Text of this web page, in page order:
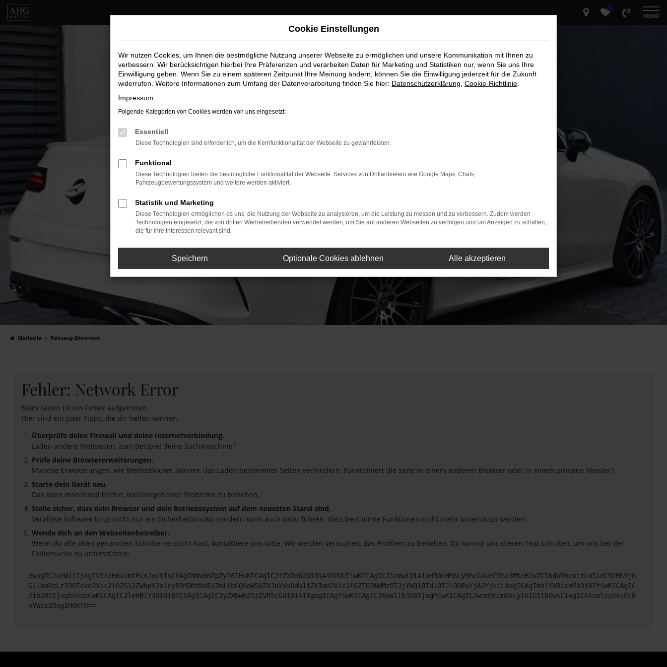
Zum
Hauptinhalt
0
MENÜ
Startseite Fahrzeug-Showroom
Fehler: Network Error
Beim Laden ist ein Fehler aufgetreten.
Hier sind ein paar Tipps, die dir helfen können:
Überprüfe deine Firewall und deine Internetverbindung.
Laden andere Webseiten, zum Beispiel deine Suchmaschine?
Prüfe deine Browsererweiterungen.
Manche Erweiterungen, wie Werbeblocker, können das Laden bestimmter Seiten verhindern. Funktioniert die Seite in einem anderen Browser oder in einem privaten Fenster?
Starte dein Gerät neu.
Das kann manchmal helfen, vorübergehende Probleme zu beheben.
Stelle sicher, dass dein Browser und dein Betriebssystem auf dem neuesten Stand sind.
Veraltete Software birgt nicht nur ein Sicherheitsrisiko, sondern kann auch dazu führen, dass bestimmte Funktionen nicht mehr unterstützt werden.
Wende dich an den Webseitenbetreiber.
Wenn du alle oben genannten Schritte versucht hast, kontaktiere uns bitte. Wir werden versuchen, das Problem zu beheben. Du kannst uns diesen Text schicken, um uns bei der
Fehlersuche zu unterstützen:
ewogICJuYW1lIjogIk5ldHdvcmtFcnJvciIsCiAgImNvbmZpZyI6IHsKICAgICJtZXRob2QiOiAiR0VUIiwKICAgICJ1cmwiOiAiaHR0cHM6Ly9hcGkueC5ha3MtcHJvZC5hdWRhcmlzLm5ldC92MS9jb
GllbnRzLzI0OTcvd2Vic2l0ZS12ZWhpY2xlcy83MDMzNzE/ZmllbGQ9aW50ZXJuYWxOdW1iZXImd2Vic2l0ZT02NWMzOTJjYWQ1OTdlOTJlODEwYjA3YjkiLAogICAgImhlYWRlcnMiOiB7fSwKICAgIC
Jib2R5IjogbnVsbCwKICAgICJleHBlY3QiOiB7CiAgICAgICJyZXNwb25zZVR5cGUiOiAiIgogICAgfSwKICAgICJ0aW1lb3V0IjogMCwKICAgICJwcm9ncmVzcyI6IG51bGwsCiAgICAicmlza3kiOiB
mYWxzZQogIH0KfQ==
Cookie Einstellungen
Wir nutzen Cookies, um Ihnen die bestmögliche Nutzung unserer Webseite zu ermöglichen und unsere Kommunikation mit Ihnen zu
verbessern. Wir berücksichtigen hierbei Ihre Präferenzen und verarbeiten Daten für Marketing und Statistiken nur, wenn Sie uns Ihre
Einwilligung geben. Wenn Sie zu einem späteren Zeitpunkt Ihre Meinung ändern, können Sie die Einwilligung jederzeit für die Zukunft
widerrufen. Weitere Informationen zum Umfang der Datenverarbeitung finden Sie hier: Datenschutzerklärung Cookie-Richtlinie
Impressum
Folgende Kategorien von Cookies werden von uns eingesetzt:
Essentiell
Diese Technologien sind erforderlich, um die Kernfunktionalität der Webseite zu gewährleisten.
Funktional
Diese Technologien bieten die bestmögliche Funktionalität der Webseite. Services von Drittanbietern wie Google Maps, Chats,
Fahrzeugbewertungssystem und weitere werden aktiviert.
Statistik und Marketing
Diese Technologien ermöglichen es uns, die Nutzung der Webseite zu analysieren, um die Leistung zu messen und zu verbessern. Zudem werden
Technologien eingesetzt, die von dritten Werbetreibenden verwendet werden, um Sie auf anderen Webseiten zu verfolgen und um Anzeigen zu schalten,
die für Ihre Interessen relevant sind.
Speichern Optionale Cookies ablehnen Alle akzeptieren